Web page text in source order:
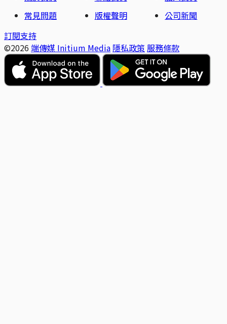
常見問題
版權聲明
公司新聞
訂閱支持
©2026 端傳媒 Initium Media 隱私政策 服務條款